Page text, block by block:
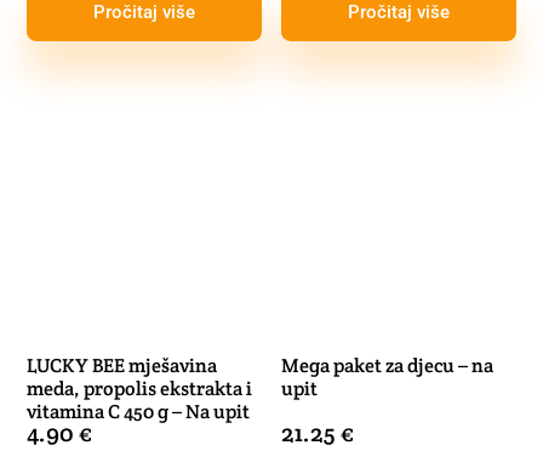
Pročitaj više Pročitaj više
LUCKY BEE mješavina
meda, propolis ekstrakta i
vitamina C 450 g – Na upit
4.90€
Mega paket za djecu – na
upit
21.25€